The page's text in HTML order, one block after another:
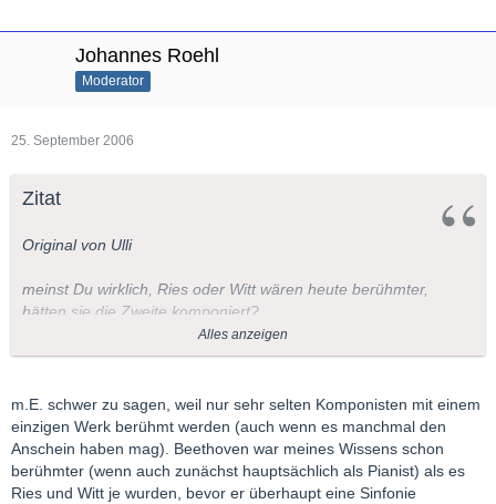
Johannes Roehl
Moderator
25. September 2006
Zitat
Original von Ulli
meinst Du wirklich, Ries oder Witt wären heute berühmter,
hätten sie die Zweite komponiert?
Ich glaube nicht daran...
Alles anzeigen
m.E. schwer zu sagen, weil nur sehr selten Komponisten mit einem
einzigen Werk berühmt werden (auch wenn es manchmal den
Anschein haben mag). Beethoven war meines Wissens schon
berühmter (wenn auch zunächst hauptsächlich als Pianist) als es
Ries und Witt je wurden, bevor er überhaupt eine Sinfonie